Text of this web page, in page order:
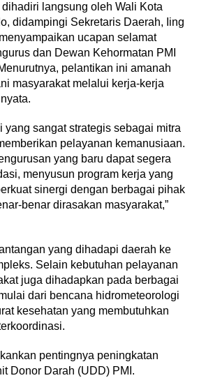
langsung oleh Wali Kota
didampingi Sekretaris Daerah, Iing
ucapan selamat
dan Dewan Kehormatan PMI
pelantikan ini amanah
masyarakat melalui kerja-kerja
yang sangat strategis sebagai mitra
pelayanan kemanusiaan.
yang baru dapat segera
menyusun program kerja yang
sinergi dengan berbagai pihak
benar dirasakan masyarakat,”
yang dihadapi daerah ke
Selain kebutuhan pelayanan
juga dihadapkan pada berbagai
dari bencana hidrometeorologi
kesehatan yang membutuhkan
pentingnya peningkatan
Donor Darah (UDD) PMI.